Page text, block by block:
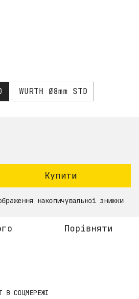
WURTH Ø8mm STD
Купити
накопичувальної знижки
Порівняти
В СОЦМЕРЕЖІ